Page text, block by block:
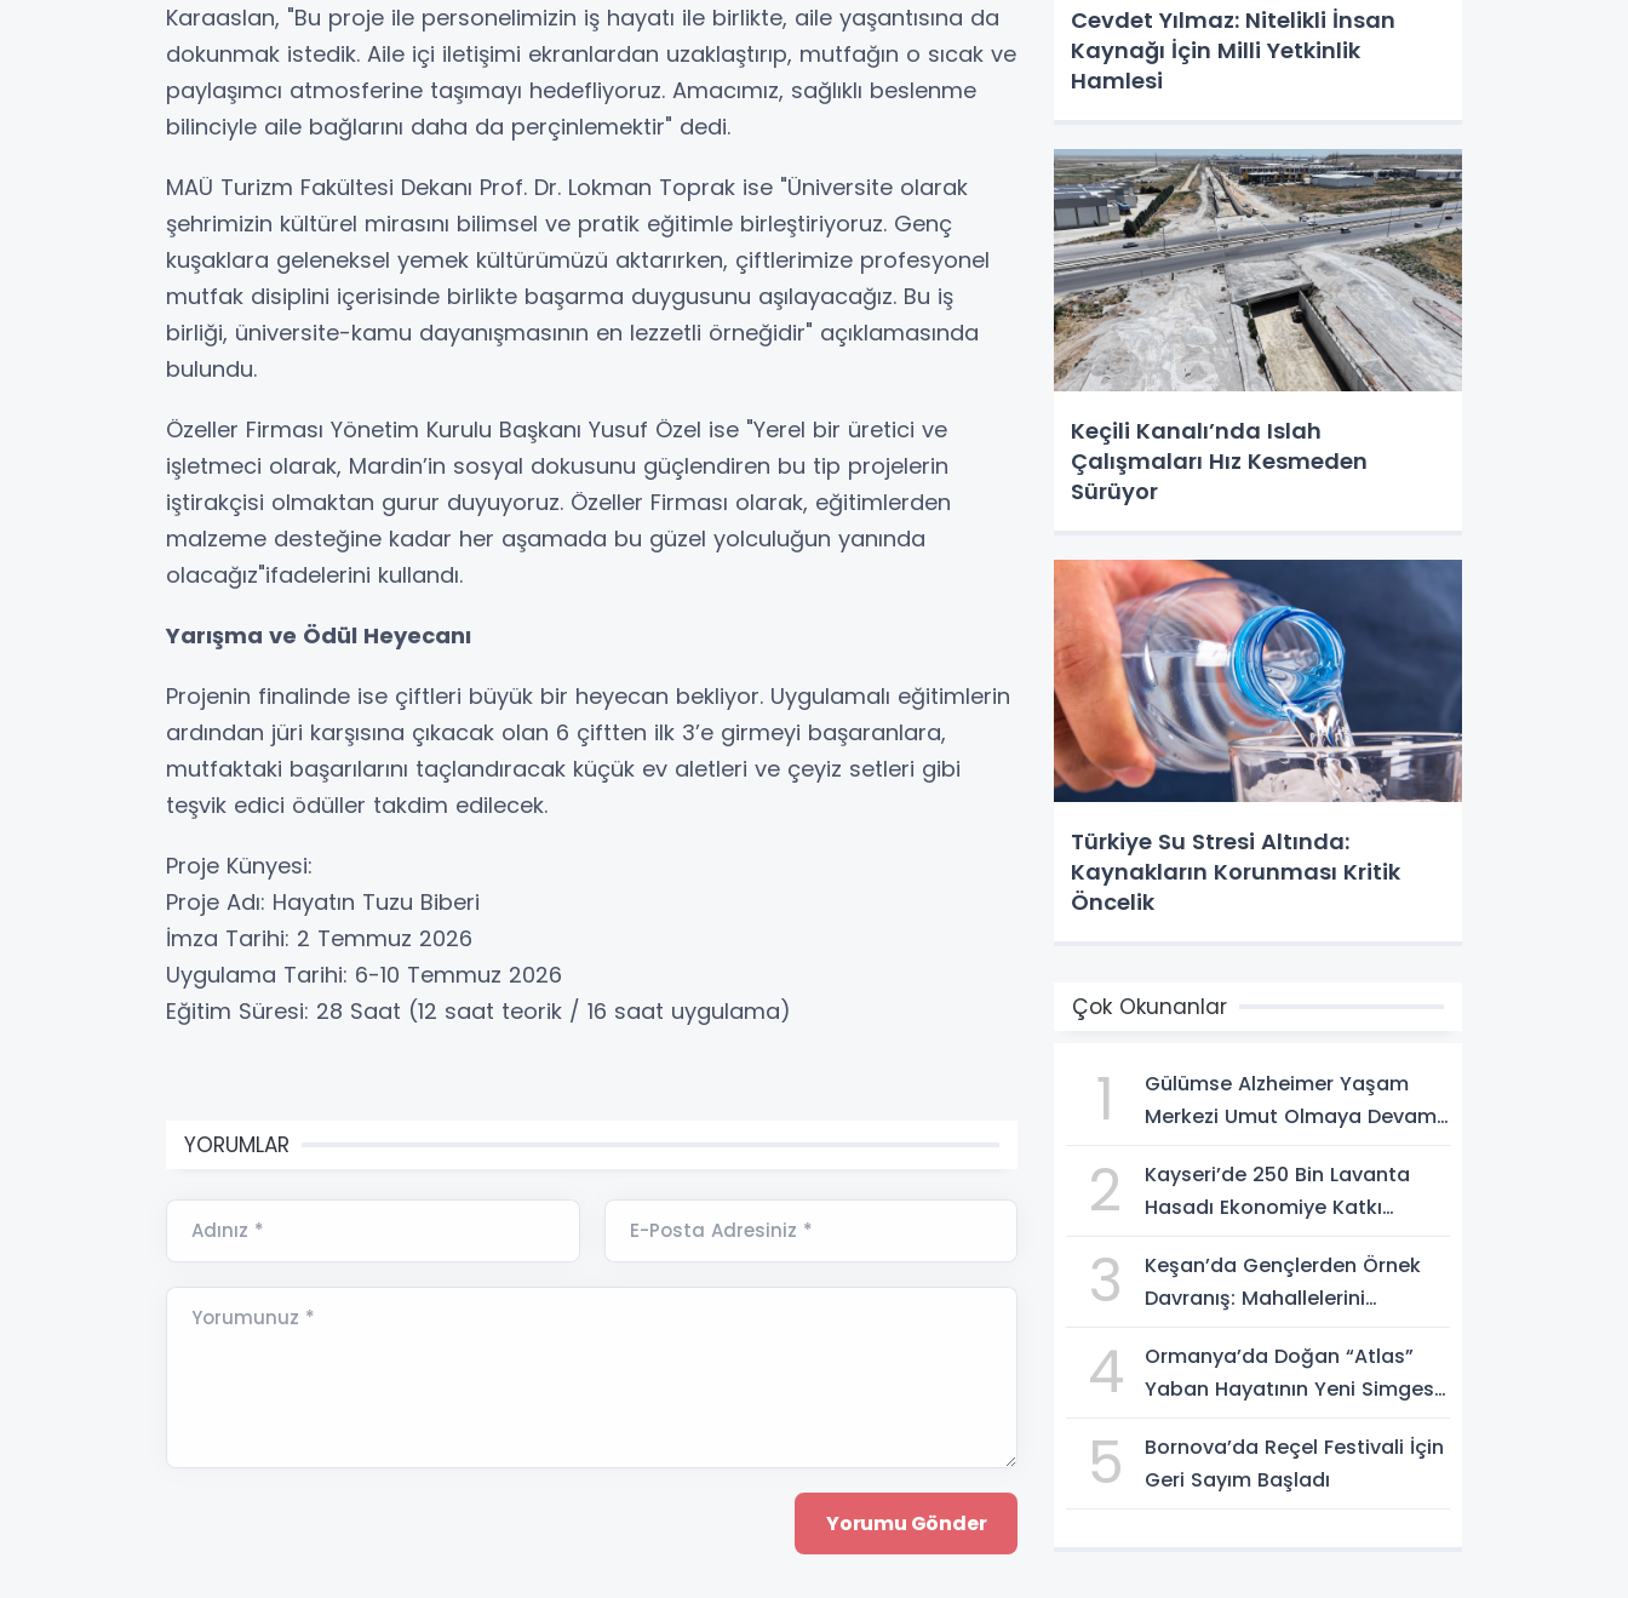
Karaaslan, "Bu proje ile personelimizin iş hayatı ile birlikte, aile yaşantısına da
dokunmak istedik. Aile içi iletişimi ekranlardan uzaklaştırıp, mutfağın o sıcak ve
paylaşımcı atmosferine taşımayı hedefliyoruz. Amacımız, sağlıklı beslenme
bilinciyle aile bağlarını daha da perçinlemektir" dedi.
MAÜ Turizm Fakültesi Dekanı Prof. Dr. Lokman Toprak ise "Üniversite olarak
şehrimizin kültürel mirasını bilimsel ve pratik eğitimle birleştiriyoruz. Genç
kuşaklara geleneksel yemek kültürümüzü aktarırken, çiftlerimize profesyonel
mutfak disiplini içerisinde birlikte başarma duygusunu aşılayacağız. Bu iş
birliği, üniversite-kamu dayanışmasının en lezzetli örneğidir" açıklamasında
bulundu.
Özeller Firması Yönetim Kurulu Başkanı Yusuf Özel ise "Yerel bir üretici ve
işletmeci olarak, Mardin’in sosyal dokusunu güçlendiren bu tip projelerin
iştirakçisi olmaktan gurur duyuyoruz. Özeller Firması olarak, eğitimlerden
malzeme desteğine kadar her aşamada bu güzel yolculuğun yanında
olacağız"ifadelerini kullandı.
Yarışma ve Ödül Heyecanı
Projenin finalinde ise çiftleri büyük bir heyecan bekliyor. Uygulamalı eğitimlerin
ardından jüri karşısına çıkacak olan 6 çiftten ilk 3’e girmeyi başaranlara,
mutfaktaki başarılarını taçlandıracak küçük ev aletleri ve çeyiz setleri gibi
teşvik edici ödüller takdim edilecek.
Proje Künyesi:
Proje Adı: Hayatın Tuzu Biberi
İmza Tarihi: 2 Temmuz 2026
Uygulama Tarihi: 6-10 Temmuz 2026
Eğitim Süresi: 28 Saat (12 saat teorik / 16 saat uygulama)
YORUMLAR
Adınız * E-Posta Adresiniz *
Yorumunuz *
Cevdet Yılmaz: Nitelikli İnsan
Kaynağı İçin Milli Yetkinlik
Hamlesi
Keçili Kanalı’nda Islah
Çalışmaları Hız Kesmeden
Sürüyor
Türkiye Su Stresi Altında:
Kaynakların Korunması Kritik
Öncelik
Çok Okunanlar
1
Gülümse Alzheimer Yaşam
Merkezi Umut Olmaya Devam
2
Kayseri’de 250 Bin Lavanta
Hasadı Ekonomiye Katkı
3
Keşan’da Gençlerden Örnek
Davranış: Mahallelerini
4
Ormanya’da Doğan “Atlas”
Yaban Hayatının Yeni Simgesi
5
Bornova’da Reçel Festivali İçin
Geri Sayım Başladı